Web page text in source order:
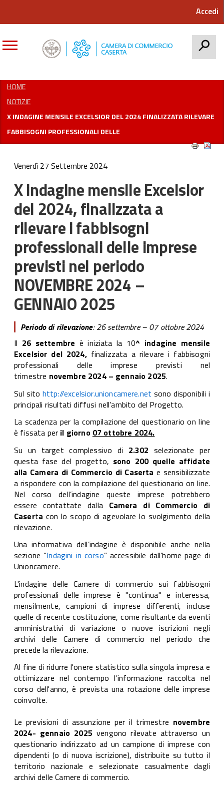
Accedi
HOME
NOTIZIE
X INDAGINE MENSILE EXCELSIOR DEL 2024 FINALIZZATA RILEVARE
FABBISOGNI PROFESSIONALI DELLE
Venerdì 27 Settembre 2024
X indagine mensile Excelsior
del 2024, finalizzata a
rilevare i fabbisogni
professionali delle imprese
previsti nel periodo
NOVEMBRE 2024 –
GENNAIO 2025
Periodo di rilevazione: 26 settembre – 07 ottobre 2024
Il 26 settembre è iniziata la 10^ indagine mensile
Excelsior del 2024,finalizzata a rilevare i fabbisogni
professionali delle imprese previsti nel
trimestre novembre 2024 – gennaio 2025.
Sul sito http://excelsior.unioncamere.net sono disponibili i
principali risultati diffusi nell’ambito del Progetto.
La scadenza per la compilazione del questionario on line
è fissata per il giorno 07 ottobre 2024.
Su un target complessivo di 2.302 selezionate per
questa fase del progetto, sono 200 quelle affidate
alla Camera di Commercio di Caserta e sensibilizzate
a rispondere con la compilazione del questionario on line.
Nel corso dell’indagine queste imprese potrebbero
essere contattate dalla Camera di Commercio di
Caserta con lo scopo di agevolare lo svolgimento della
rilevazione.
Una informativa dell’indagine è disponibile anche nella
sezione “Indagini in corso” accessibile dall’home page di
Unioncamere.
L'indagine delle Camere di commercio sui fabbisogni
professionali delle imprese è "continua" e interessa,
mensilmente, campioni di imprese differenti, incluse
quelle di recente costituzione, come risultante da eventi
amministrativi di variazione o nuove iscrizioni negli
archivi delle Camere di commercio nel periodo che
precede la rilevazione.
Al fine di ridurre l'onere statistico sulla singola impresa e
ottimizzare nel contempo l'informazione raccolta nel
corso dell'anno, è prevista una rotazione delle imprese
coinvolte.
Le previsioni di assunzione per il trimestre novembre
2024- gennaio 2025vengono rilevate attraverso un
questionario indirizzato ad un campione di imprese con
dipendenti (o di nuova iscrizione), distribuite su tutto il
territorio nazionale e selezionate casualmente dagli
archivi delle Camere di commercio.